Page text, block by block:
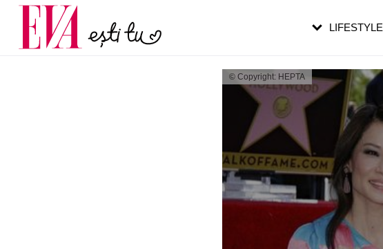
© Copyright: HEPTA
LIFESTYLE
Carieră
Actualitate
pe măsură ce înaintezi în vârstă